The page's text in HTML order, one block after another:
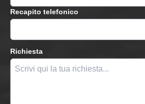
Recapito telefonico
Richiesta